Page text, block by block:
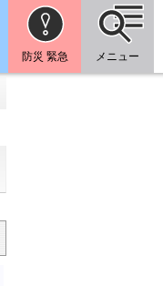
防災 緊急 メニュー